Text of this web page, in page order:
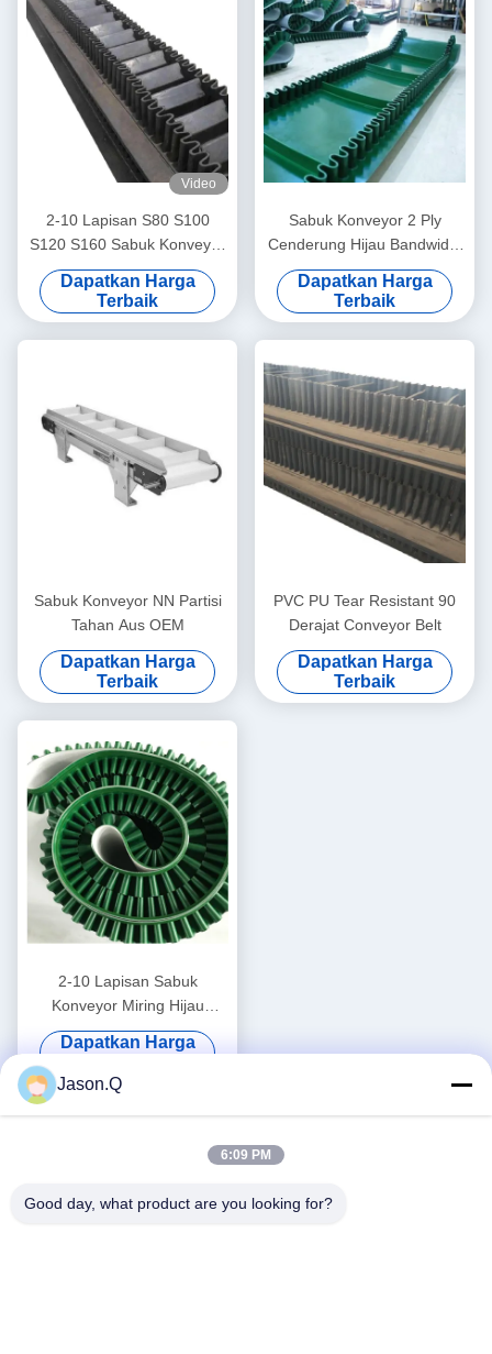
Video
2-10 Lapisan S80 S100
S120 S160 Sabuk Konveyor
Celemek
Dapatkan Harga
Terbaik
Sabuk Konveyor 2 Ply
Cenderung Hijau Bandwidth
1200mm
Dapatkan Harga
Terbaik
Sabuk Konveyor NN Partisi
Tahan Aus OEM
Dapatkan Harga
Terbaik
PVC PU Tear Resistant 90
Derajat Conveyor Belt
Dapatkan Harga
Terbaik
2-10 Lapisan Sabuk
Konveyor Miring Hijau
Bandwidth 100mm-2400mm
Dapatkan Harga
Jason.Q
6:09 PM
Good day, what product are you looking for?